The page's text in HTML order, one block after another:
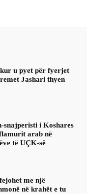
u pyet për fyerjet
Jashari thyen
snajperisti i Koshares
arab në
të UÇK-së
me një
në krahët e tu